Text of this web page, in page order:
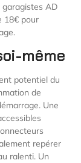
garagistes AD
18€ pour
même
potentiel du
de
Une
repérer
ralenti. Un